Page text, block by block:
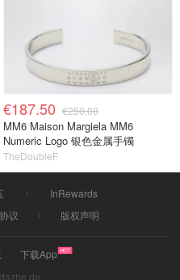
€187.50 €250.00
MM6 Maison Margiela MM6
Numeric Logo 银色金属手镯
TheDoubleF
InRewards
议 版权声明
下载App